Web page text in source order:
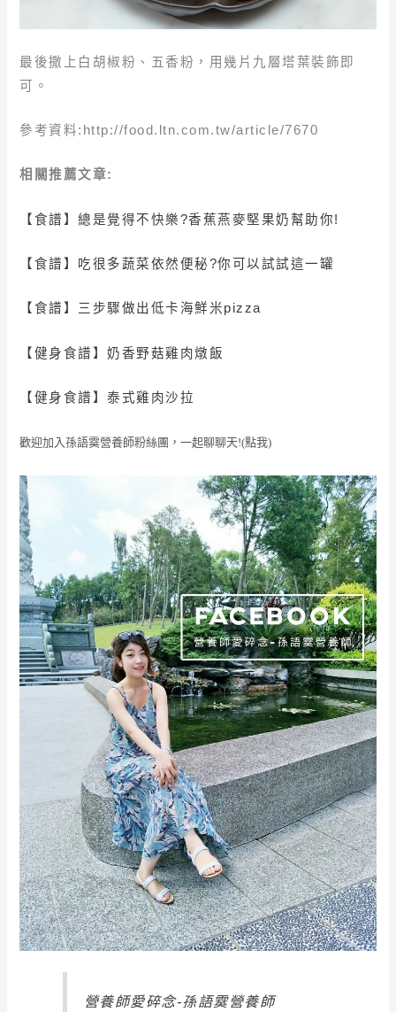
最後撒上白胡椒粉、五香粉，用幾片九層塔葉裝飾即
可。
參考資料:http://food.ltn.com.tw/article/7670
相關推薦文章:
【食譜】總是覺得不快樂?香蕉燕麥堅果奶幫助你!
【食譜】 吃很多蔬菜依然便秘?你可以試試這一罐
【食譜】三步驟做出低卡海鮮米pizza
【健身食譜】奶香野菇雞肉燉飯
【健身食譜】泰式雞肉沙拉
歡迎加入孫語霙營養師粉絲團，一起聊聊天!(點我)
營養師愛碎念-孫語霙營養師